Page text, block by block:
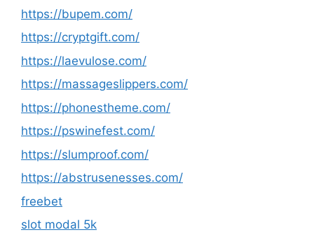
https://bupem.com/
https://cryptgift.com/
https://laevulose.com/
https://massageslippers.com/
https://phonestheme.com/
https://pswinefest.com/
https://slumproof.com/
https://abstrusenesses.com/
freebet
slot modal 5k